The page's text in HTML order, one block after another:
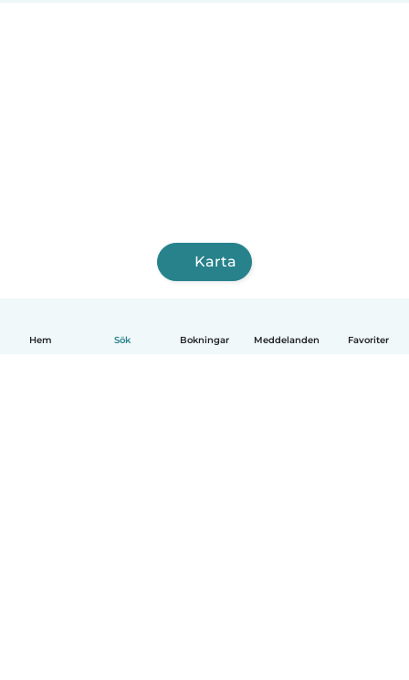
Hem Sök Bokningar Meddelanden Favoriter
Karta